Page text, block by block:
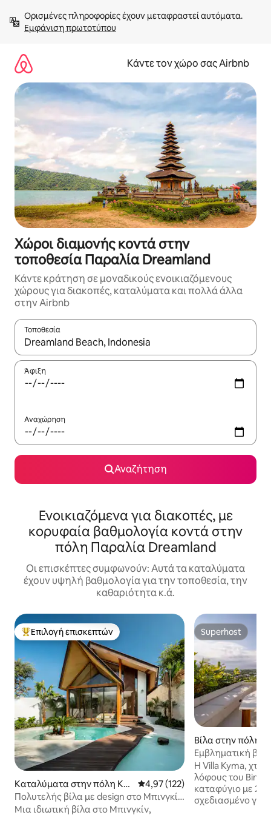
στο
περιεχόμενοΕμφάνιση πρωτοτύπου
Κάντε τον χώρο σας Airbnb
Χώροι διαμονής κοντά στην
τοποθεσία Παραλία Dreamland
Κάντε κράτηση σε μοναδικούς ενοικιαζόμενους
χώρους για διακοπές, καταλύματα και πολλά άλλα
στην Airbnb
Τοποθεσία
Όταν τα αποτελέσματα είναι διαθέσιμα, μπορείτε να
Άφιξη
Αναχώρηση
Αναζήτηση
Ενοικιαζόμενα για διακοπές, με
κορυφαία βαθμολογία κοντά στην
πόλη Παραλία Dreamland
Οι επισκέπτες συμφωνούν: Αυτά τα καταλύματα
έχουν υψηλή βαθμολογία για την τοποθεσία, την
καθαριότητα κ.ά.
Κορυφαία επιλογή επισκεπτών
Επιλογή επισκεπτών
Καταλύματα στην πόλη Ke
camatan Kuta Selatan
Μέση βαθμολογία: 4,97 στα 5,
4,97 (122)
Πολυτελής βίλα με design στο Μπινγκίν
| Ιδιωτική πισίνα
Μια ιδιωτική βίλα στο Μπινγκίν,
Superhost
Superhost
Βίλα στην πόλη
Εμβληματική
και τζακούζι
Η Villa Kyma,
λόφους του
καταφύγιο με 2
σχεδιασμένο